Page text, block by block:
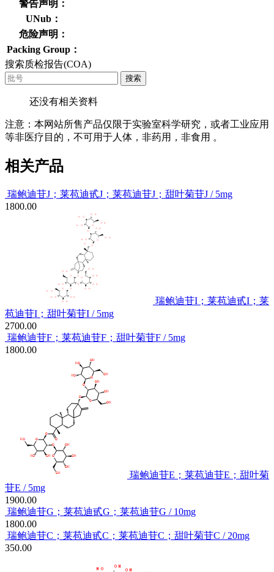
警告声明：
UNub：
危险声明：
Packing Group：
搜索质检报告(COA)
搜索
还没有相关资料
注意：本网站所售产品仅限于实验室科学研究，或者工业应用
等非医疗目的，不可用于人体，非药用，非食用 。
相关产品
瑞鲍迪苷J；莱苞迪甙J；莱苞迪苷J；甜叶菊苷J / 5mg
1800.00
瑞鲍迪苷I；莱苞迪甙I；莱
苞迪苷I；甜叶菊苷I / 5mg
2700.00
瑞鲍迪苷F；莱苞迪苷F；甜叶菊苷F / 5mg
1800.00
瑞鲍迪苷E；莱苞迪苷E；甜叶菊
苷E / 5mg
1900.00
瑞鲍迪苷G；莱苞迪甙G；莱苞迪苷G / 10mg
1800.00
瑞鲍迪苷C；莱苞迪甙C；莱苞迪苷C；甜叶菊苷C / 20mg
350.00